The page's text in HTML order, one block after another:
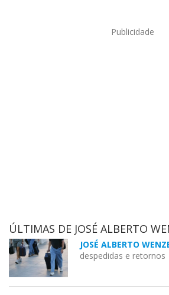
Publicidade
ÚLTIMAS DE JOSÉ ALBERTO
JOSÉ ALBERTO
despedidas e retornos